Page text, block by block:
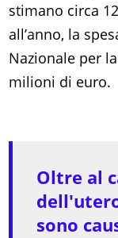
stimano circa
all’anno, la
Nazionale per
milioni di euro.
Oltre al
sono